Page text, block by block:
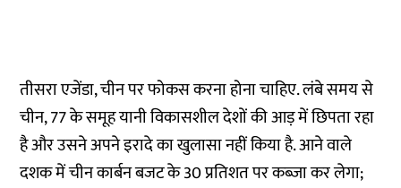
तीसरा एजेंडा, चीन पर फोकस करना होना चाहिए. लंबे समय से
चीन, 77 के समूह यानी विकासशील देशों की आड़ में छिपता रहा
है और उसने अपने इरादे का खुलासा नहीं किया है. आने वाले
दशक में चीन कार्बन बजट के 30 प्रतिशत पर कब्जा कर लेगा;